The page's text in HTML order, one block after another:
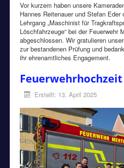
Vor kurzem haben unsere
Hannes Reitenauer und Stefan Eder
Lehrgang „Maschinist für
Löschfahrzeuge“ bei der Feuerwehr
abgeschlossen. Wir gratulieren
zur bestandenen Prüfung und
ihr ehrenamtliches Engagement.
Feuerwehrhochzeit
Erstellt: 13. April 2025